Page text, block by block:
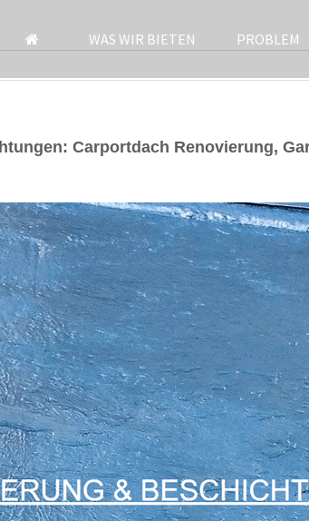
WAS WIR BIETEN PROBLEM
Carportdach Renovierung,